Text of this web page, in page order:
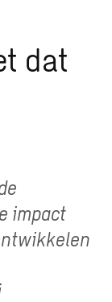
dat
impact